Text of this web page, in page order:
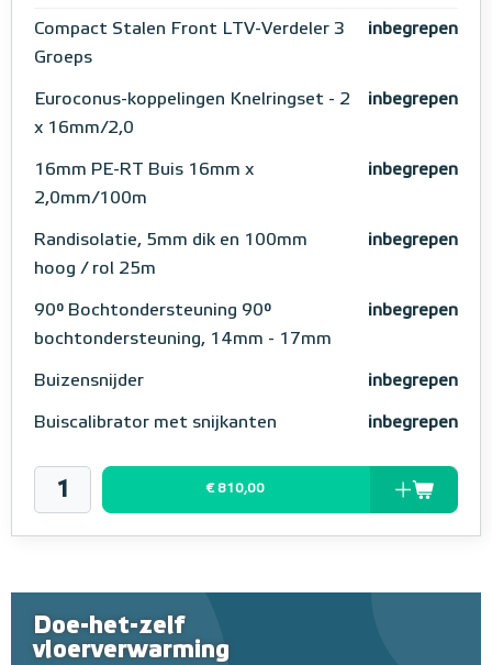
Compact Stalen Front LTV-Verdeler 3
Groeps
inbegrepen
Euroconus-koppelingen Knelringset - 2
x 16mm/2,0
inbegrepen
16mm PE-RT Buis 16mm x
2,0mm/100m
inbegrepen
Randisolatie, 5mm dik en 100mm
hoog / rol 25m
inbegrepen
90° Bochtondersteuning 90°
bochtondersteuning, 14mm - 17mm
inbegrepen
Buizensnijder inbegrepen
Buiscalibrator met snijkanten inbegrepen
€ 810,00
Doe-het-zelf
vloerverwarming